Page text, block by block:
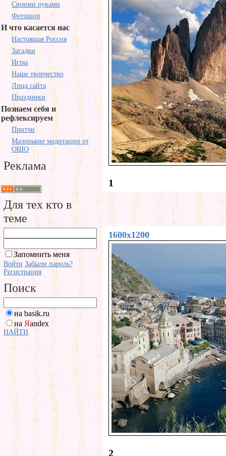
Своими руками
Фотошоп
И что касается нас
Настоящая Россия
Загадки
Игры
Наше творчество
Лица сайта
Праздники
Познаем себя и
рефлексируем
Притчи
Маленькие медитации от
ОШО
Реклама
Для тех кто в
теме
Запомнить меня
Войти Забыли пароль?
Регистрация
Поиск
на basik.ru
на Яandex
НАЙТИ
1
1600x1200
2